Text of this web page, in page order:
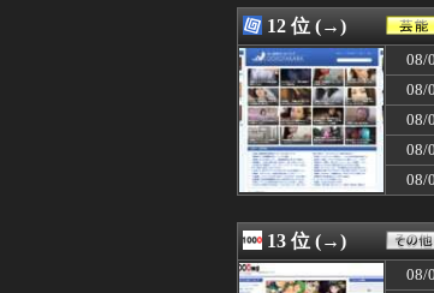
08/08 16:29
08/08 16:29
08/08 16:29
08/08 16:29
08/08 16:28
08/08 16:26
08/08 16:25
08/08 16:25
08/08 16:25
08/08 16:25
08/08 16:25
08/08 16:24
12 位 (→)
08/
08/
08/
08/
08/
13 位 (→)
08/